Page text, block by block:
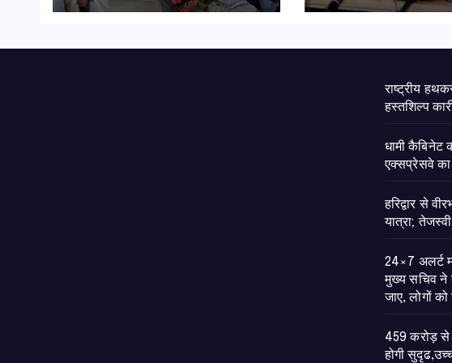
राष्ट्रीय
हस्तशिल्प
​धामी कैबिनेट
एक्सप्रेसवे का
​हरिद्वार से
यात्रा;
24×7 अलर्ट
मुख्य सचिव ने
जाए, लोगों
459 करोड़ से
होगी